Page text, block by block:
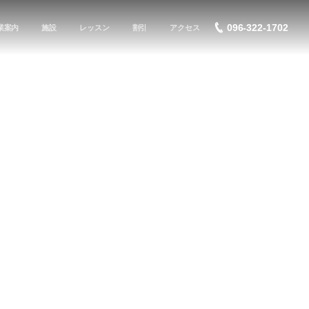
案内 施設 レッスン 割引 アクセス 096-322-1702